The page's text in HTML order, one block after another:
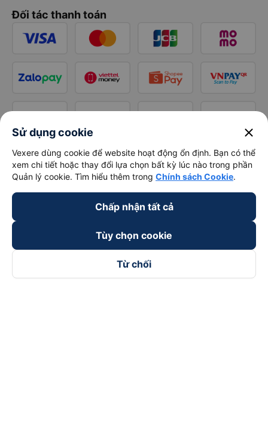
Đối tác thanh toán
Sử dụng cookie close
Vexere dùng cookie để website hoạt động ổn định. Bạn có thể
xem chi tiết hoặc thay đổi lựa chọn bất kỳ lúc nào trong phần
Quản lý cookie. Tìm hiểu thêm trong Chính sách Cookie.
Chấp nhận tất cả
Tùy chọn cookie
Từ chối